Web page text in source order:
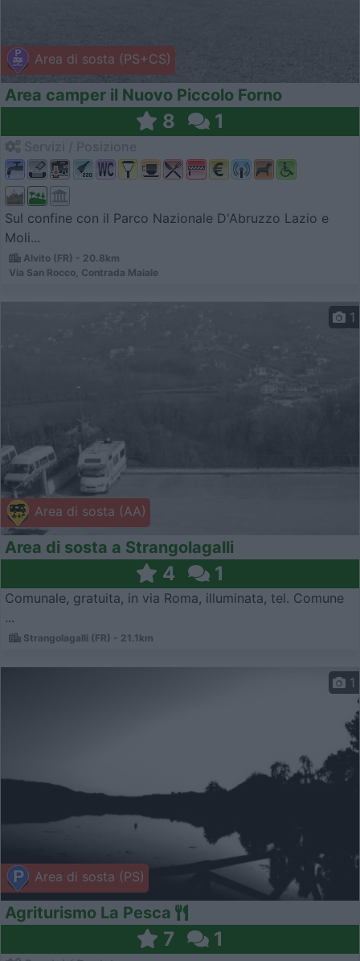
Area di sosta (PS+CS)
Area camper il Nuovo Piccolo Forno
8 1
Sul confine con il Parco Nazionale D'Abruzzo Lazio e
Moli...
Alvito (FR) - 20.8km
Via San Rocco, Contrada Maiale
Area di sosta (AA)
1
Area di sosta a Strangolagalli
4 1
Comunale, gratuita, in via Roma, illuminata, tel. Comune
...
Strangolagalli (FR) - 21.1km
Area di sosta (PS)
1
Agriturismo La Pesca
7 1